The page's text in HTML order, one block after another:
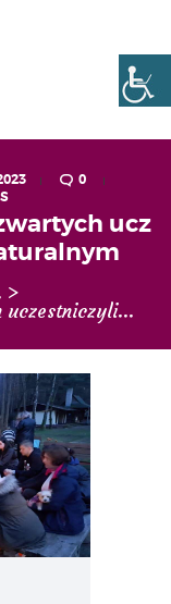
0
ucz
uczestniczyli...